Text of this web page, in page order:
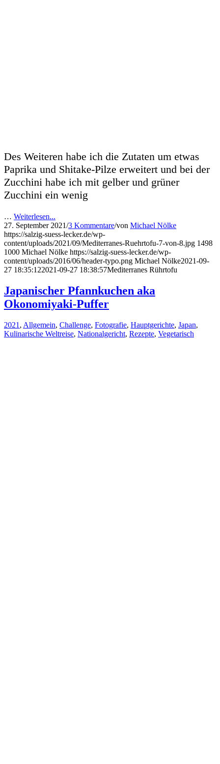
Des Weiteren habe ich die Zutaten um etwas
Paprika und Shitake-Pilze erweitert und bei der
Zucchini habe ich mit gelber und grüner
Zucchini ein wenig
… Weiterlesen...
27. September 2021/3 Kommentare/von Michael Nölke
https://salzig-suess-lecker.de/wp-
content/uploads/2021/09/Mediterranes-Ruehrtofu-7-von-8.jpg 1498
1000 Michael Nölke https://salzig-suess-lecker.de/wp-
content/uploads/2016/06/header-typo.png Michael Nölke2021-09-
27 18:35:122021-09-27 18:38:57Mediterranes Rührtofu
Japanischer Pfannkuchen aka
Okonomiyaki-Puffer
2021 , Allgemein, Challenge, Fotografie, Hauptgerichte, Japan,
Kulinarische Weltreise, Nationalgericht, Rezepte, Vegetarisch